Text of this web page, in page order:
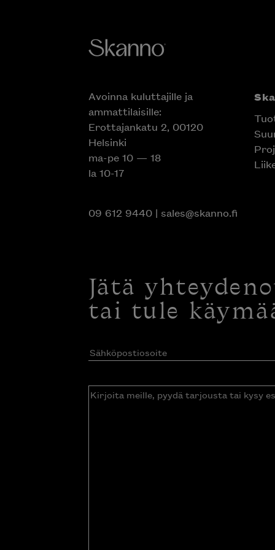
Avoinna kuluttajille ja
ammattilaisille:
Erottajankatu 2, 00120
Helsinki
ma-pe 10 — 18
la 10-17
09 612 9440| sales@skanno.fi
Jätä
tai tule
Sähköpostiosoite(Pakollinen)
Kirjoita